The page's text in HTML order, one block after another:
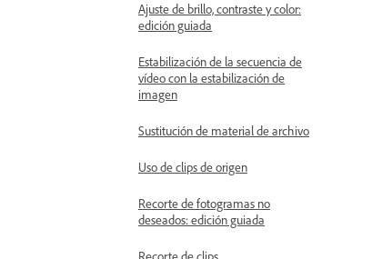
Ajuste de brillo, contraste y color:
edición guiada
Estabilización de la secuencia de
vídeo con la estabilización de
imagen
Sustitución de material de archivo
Uso de clips de origen
Recorte de fotogramas no
deseados: edición guiada
Recorte de clips